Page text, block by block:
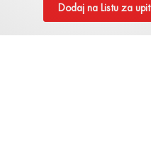
Dodaj na Listu za upit